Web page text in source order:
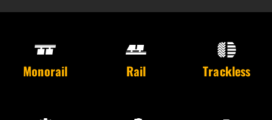
Monorail Rail Trackless